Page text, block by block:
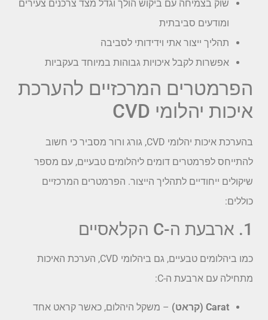
שוק בצמיחה עם ביקוש הולך וגדל מצד צרכנים צעירים
ומודעים סביבתית
תהליך ייצור אתי וידידותי לסביבה
אפשרות לקבל איכויות גבוהות במיוחד בעקביות
הפרמטרים המרכזיים להערכת
איכות יהלומי CVD
בהערכת איכות יהלומי CVD, גורג ורור מסביר כי חשוב
להתייחס לפרמטרים דומים ליהלומים טבעיים, עם מספר
שיקולים ייחודיים לתהליך הייצור. הפרמטרים המרכזיים
כוללים:
1. ארבעת ה-C הקלאסיים
כמו ביהלומים טבעיים, גם ביהלומי CVD, הערכת האיכות
מתחילה עם ארבעת ה-C:
Carat (קראט) – משקל היהלום, כאשר קראט אחד